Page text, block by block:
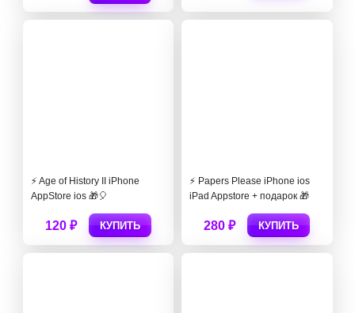
⚡️ Age of History II iPhone
AppStore ios 🎁🎈
120 ₽ КУПИТЬ
⚡️ Papers Please iPhone ios
iPad Appstore + подарок 🎁
280 ₽ КУПИТЬ